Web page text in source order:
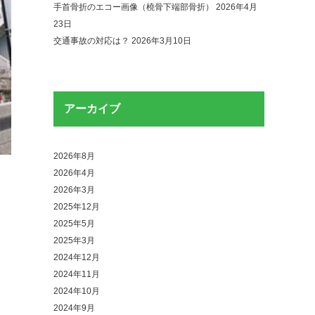
手首骨折のエコー画像（橈骨下端部骨折）
2026年4月
23日
交通事故の対応は？ 2026年3月10日
アーカイブ
2026年8月
2026年4月
2026年3月
2025年12月
2025年5月
2025年3月
2024年12月
2024年11月
2024年10月
2024年9月